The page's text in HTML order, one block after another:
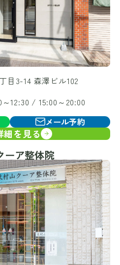
目3-14 森澤ビル102
12:30 / 15:00～20:00
メール予約
細を見る
ーア整体院